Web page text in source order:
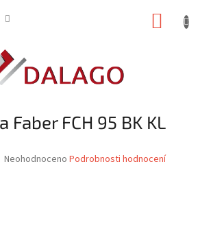
Faber FCH 95 BK KL
Průměrné
Neohodnoceno Podrobnosti hodnocení